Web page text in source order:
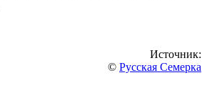
Источник:
© Русская Семерка